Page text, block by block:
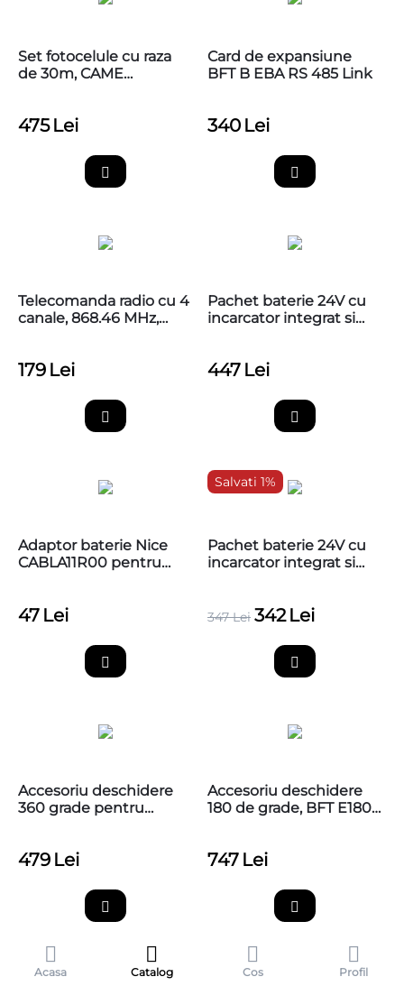
Set fotocelule cu raza
de 30m, CAME
475 Lei
Card de expansiune
BFT B EBA RS 485 Link
340 Lei
Telecomanda radio cu 4
canale, 868.46 MHz,
179 Lei
Pachet baterie 24V cu
incarcator integrat si
447 Lei
Adaptor baterie Nice
CABLA11R00 pentru
47 Lei
Salvati 1%
Pachet baterie 24V cu
incarcator integrat si
347 Lei 342 Lei
Accesoriu deschidere
360 grade pentru
Nice L-FAB, BMA1
479 Lei
Accesoriu deschidere
180 de grade, BFT E180,
747 Lei
Acasa Catalog Cos Profil